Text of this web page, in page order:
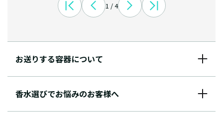
1 / 4
お送りする容器について
香水選びでお悩みのお客様へ